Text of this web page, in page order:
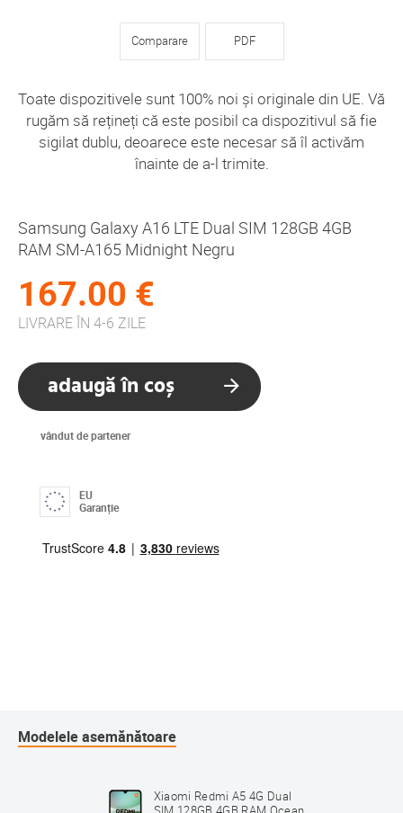
Comparare PDF
Toate dispozitivele sunt 100% noi și originale din UE. Vă
rugăm să rețineți că este posibil ca dispozitivul să fie
sigilat dublu, deoarece este necesar să îl activăm
înainte de a-l trimite.
Samsung Galaxy A16 LTE Dual SIM 128GB 4GB
RAM SM-A165 Midnight Negru
167.00 €
LIVRARE ÎN 4-6 ZILE
adaugă în coș
vândut de partener
EU
Garanție
Modelele asemănătoare
Xiaomi Redmi A5 4G Dual